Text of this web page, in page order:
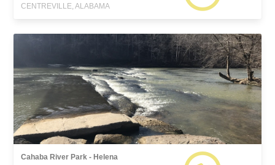
CENTREVILLE, ALABAMA
Cahaba River Park - Helena